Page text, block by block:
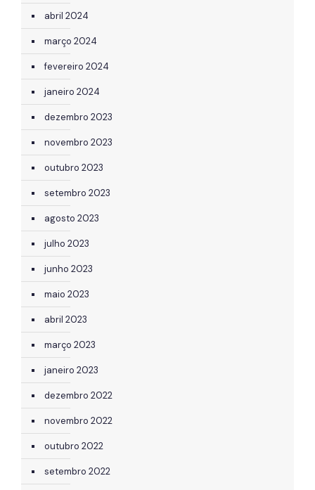
abril 2024
março 2024
fevereiro 2024
janeiro 2024
dezembro 2023
novembro 2023
outubro 2023
setembro 2023
agosto 2023
julho 2023
junho 2023
maio 2023
abril 2023
março 2023
janeiro 2023
dezembro 2022
novembro 2022
outubro 2022
setembro 2022